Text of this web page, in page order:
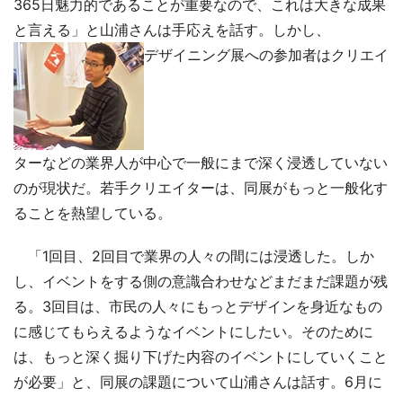
365日魅力的であることが重要なので、これは大きな成果
と言える」と山浦さんは手応えを話す。しかし、
デザイニング展への参加者はクリエイ
ターなどの業界人が中心で一般にまで深く浸透していない
のが現状だ。若手クリエイターは、同展がもっと一般化す
ることを熱望している。
「1回目、2回目で業界の人々の間には浸透した。しか
し、イベントをする側の意識合わせなどまだまだ課題が残
る。3回目は、市民の人々にもっとデザインを身近なもの
に感じてもらえるようなイベントにしたい。そのために
は、もっと深く掘り下げた内容のイベントにしていくこと
が必要」と、同展の課題について山浦さんは話す。6月に